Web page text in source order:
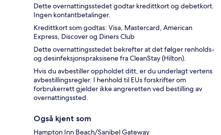
Dette overnattingsstedet godtar kredittkort og debetkort.
Ingen kontantbetalinger.
Kredittkort som godtas: Visa, Mastercard, American
Express, Discover og Diners Club
Dette overnattingsstedet bekrefter at det følger renholds-
og desinfeksjonspraksisene fra CleanStay (Hilton).
Hvis du avbestiller oppholdet ditt, er du underlagt vertens
avbestillingsregler. I henhold til EUs forskrifter om
forbrukerrett gjelder ikke angreretten ved bestilling av
overnattingssted.
Også kjent som
Hampton Inn Beach/Sanibel Gateway